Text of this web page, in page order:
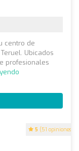
5 (51 opiniones)
centro de
Ubicados
profesionales